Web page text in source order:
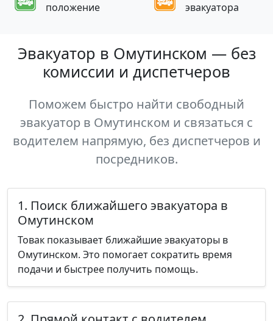
положение
эвакуатора
Эвакуатор в Омутинском — без
комиссии и диспетчеров
Поможем быстро найти свободный
эвакуатор в Омутинском и связаться с
водителем напрямую, без диспетчеров и
посредников.
1. Поиск ближайшего эвакуатора в
Омутинском
Товак показывает ближайшие эвакуаторы в
Омутинском. Это помогает сократить время
подачи и быстрее получить помощь.